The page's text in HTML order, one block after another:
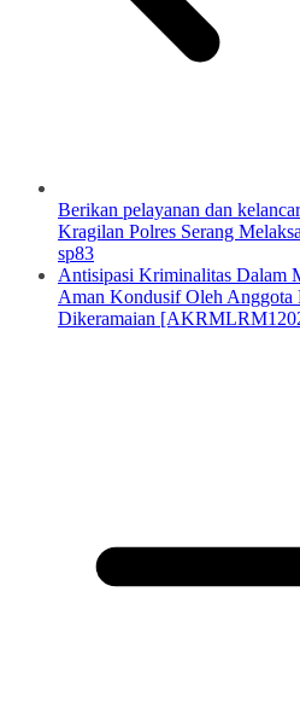
Berikan pelayanan dan
Kragilan Polres Serang
sp83
Antisipasi Kriminalitas Dalam
Aman Kondusif Oleh Anggota
Dikeramaian